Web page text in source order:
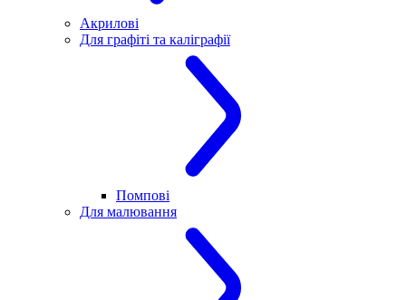
Акрилові
Для графіті та каліграфії
Помпові
Для малювання